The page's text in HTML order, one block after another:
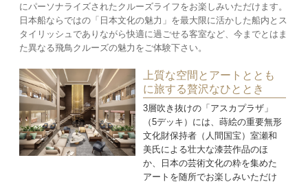
にパーソナライズされたクルーズライフをお楽しみいただけます。
日本船ならではの「日本文化の魅力」を最大限に活かした船内とス
タイリッシュでありながら快適に過ごせる客室など、今までとはま
た異なる飛鳥クルーズの魅力をご体験下さい。
上質な空間とアートととも
に旅する贅沢なひととき
3層吹き抜けの「アスカプラザ」
（5デッキ）には、蒔絵の重要無形
文化財保持者（人間国宝）室瀬和
美氏による壮大な漆芸作品のほ
か、日本の芸術文化の粋を集めた
アートを随所でお楽しみいただけ